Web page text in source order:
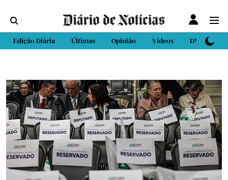
Edição Diária Últimas Opinião Vídeos DN Sport